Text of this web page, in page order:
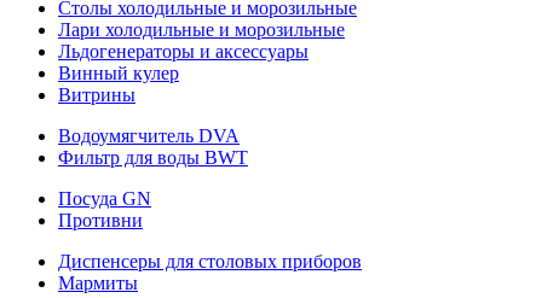
Столы холодильные и морозильные
Лари холодильные и морозильные
Льдогенераторы и аксессуары
Винный кулер
Витрины
Водоумягчитель DVA
Фильтр для воды BWT
Посуда GN
Противни
Диспенсеры для столовых приборов
Мармиты